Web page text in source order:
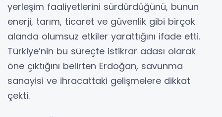
yerleşim faaliyetlerini sürdürdüğünü, bunun
enerji, tarım, ticaret ve güvenlik gibi birçok
alanda olumsuz etkiler yarattığını ifade etti.
Türkiye’nin bu süreçte istikrar adası olarak
öne çıktığını belirten Erdoğan, savunma
sanayisi ve ihracattaki gelişmelere dikkat
çekti.